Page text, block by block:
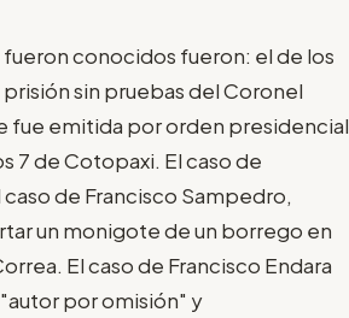
fueron conocidos fueron: el de los
sin pruebas del Coronel
fue emitida por orden presidencial
7 de Cotopaxi. El caso de
de Francisco Sampedro,
un monigote de un borrego en
El caso de Francisco Endara
por omisión" y